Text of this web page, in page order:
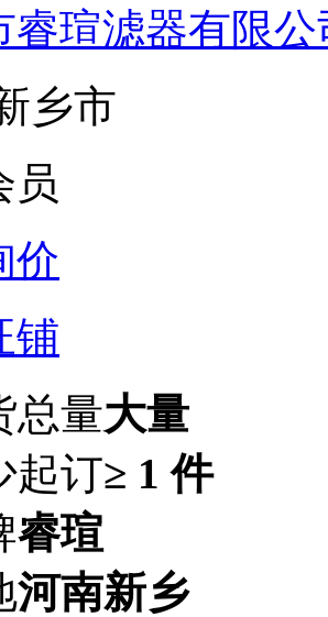
睿瑄滤器有限公
乡市
员
价
铺
总量大量
起订≥ 1 件
睿瑄
河南新乡